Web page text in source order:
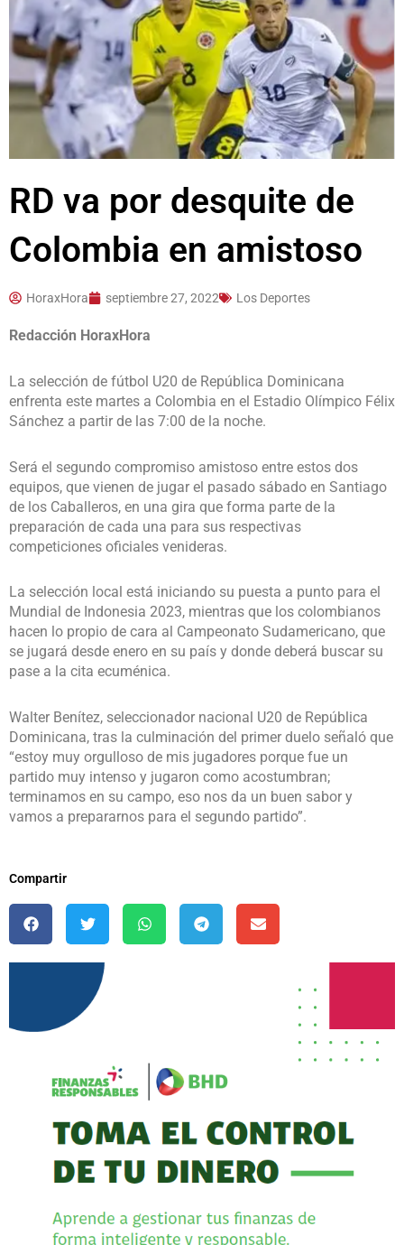
RD va por desquite de
Colombia en amistoso
HoraxHora septiembre 27, 2022 Los Deportes
Redacción HoraxHora
La selección de fútbol U20 de República Dominicana
enfrenta este martes a Colombia en el Estadio Olímpico Félix
Sánchez a partir de las 7:00 de la noche.
Será el segundo compromiso amistoso entre estos dos
equipos, que vienen de jugar el pasado sábado en Santiago
de los Caballeros, en una gira que forma parte de la
preparación de cada una para sus respectivas
competiciones oficiales venideras.
La selección local está iniciando su puesta a punto para el
Mundial de Indonesia 2023, mientras que los colombianos
hacen lo propio de cara al Campeonato Sudamericano, que
se jugará desde enero en su país y donde deberá buscar su
pase a la cita ecuménica.
Walter Benítez, seleccionador nacional U20 de República
Dominicana, tras la culminación del primer duelo señaló que
“estoy muy orgulloso de mis jugadores porque fue un
partido muy intenso y jugaron como acostumbran;
terminamos en su campo, eso nos da un buen sabor y
vamos a prepararnos para el segundo partido”.
Compartir